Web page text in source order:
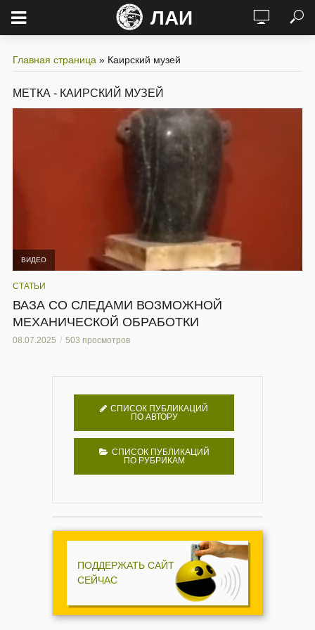
ЛАИ
Главная страница » Каирский музей
МЕТКА - КАИРСКИЙ МУЗЕЙ
ВИДЕО
СТАТЬИ
ВАЗА СО СЛЕДАМИ ВОЗМОЖНОЙ
МЕХАНИЧЕСКОЙ ОБРАБОТКИ
08.07.2025 503 просмотров
СПИСОК ПУБЛИКАЦИЙ
ПО АВТОРУ
СПИСОК ПУБЛИКАЦИЙ
ПО РУБРИКАМ
ПОДДЕРЖАТЬ САЙТ
СЕЙЧАС